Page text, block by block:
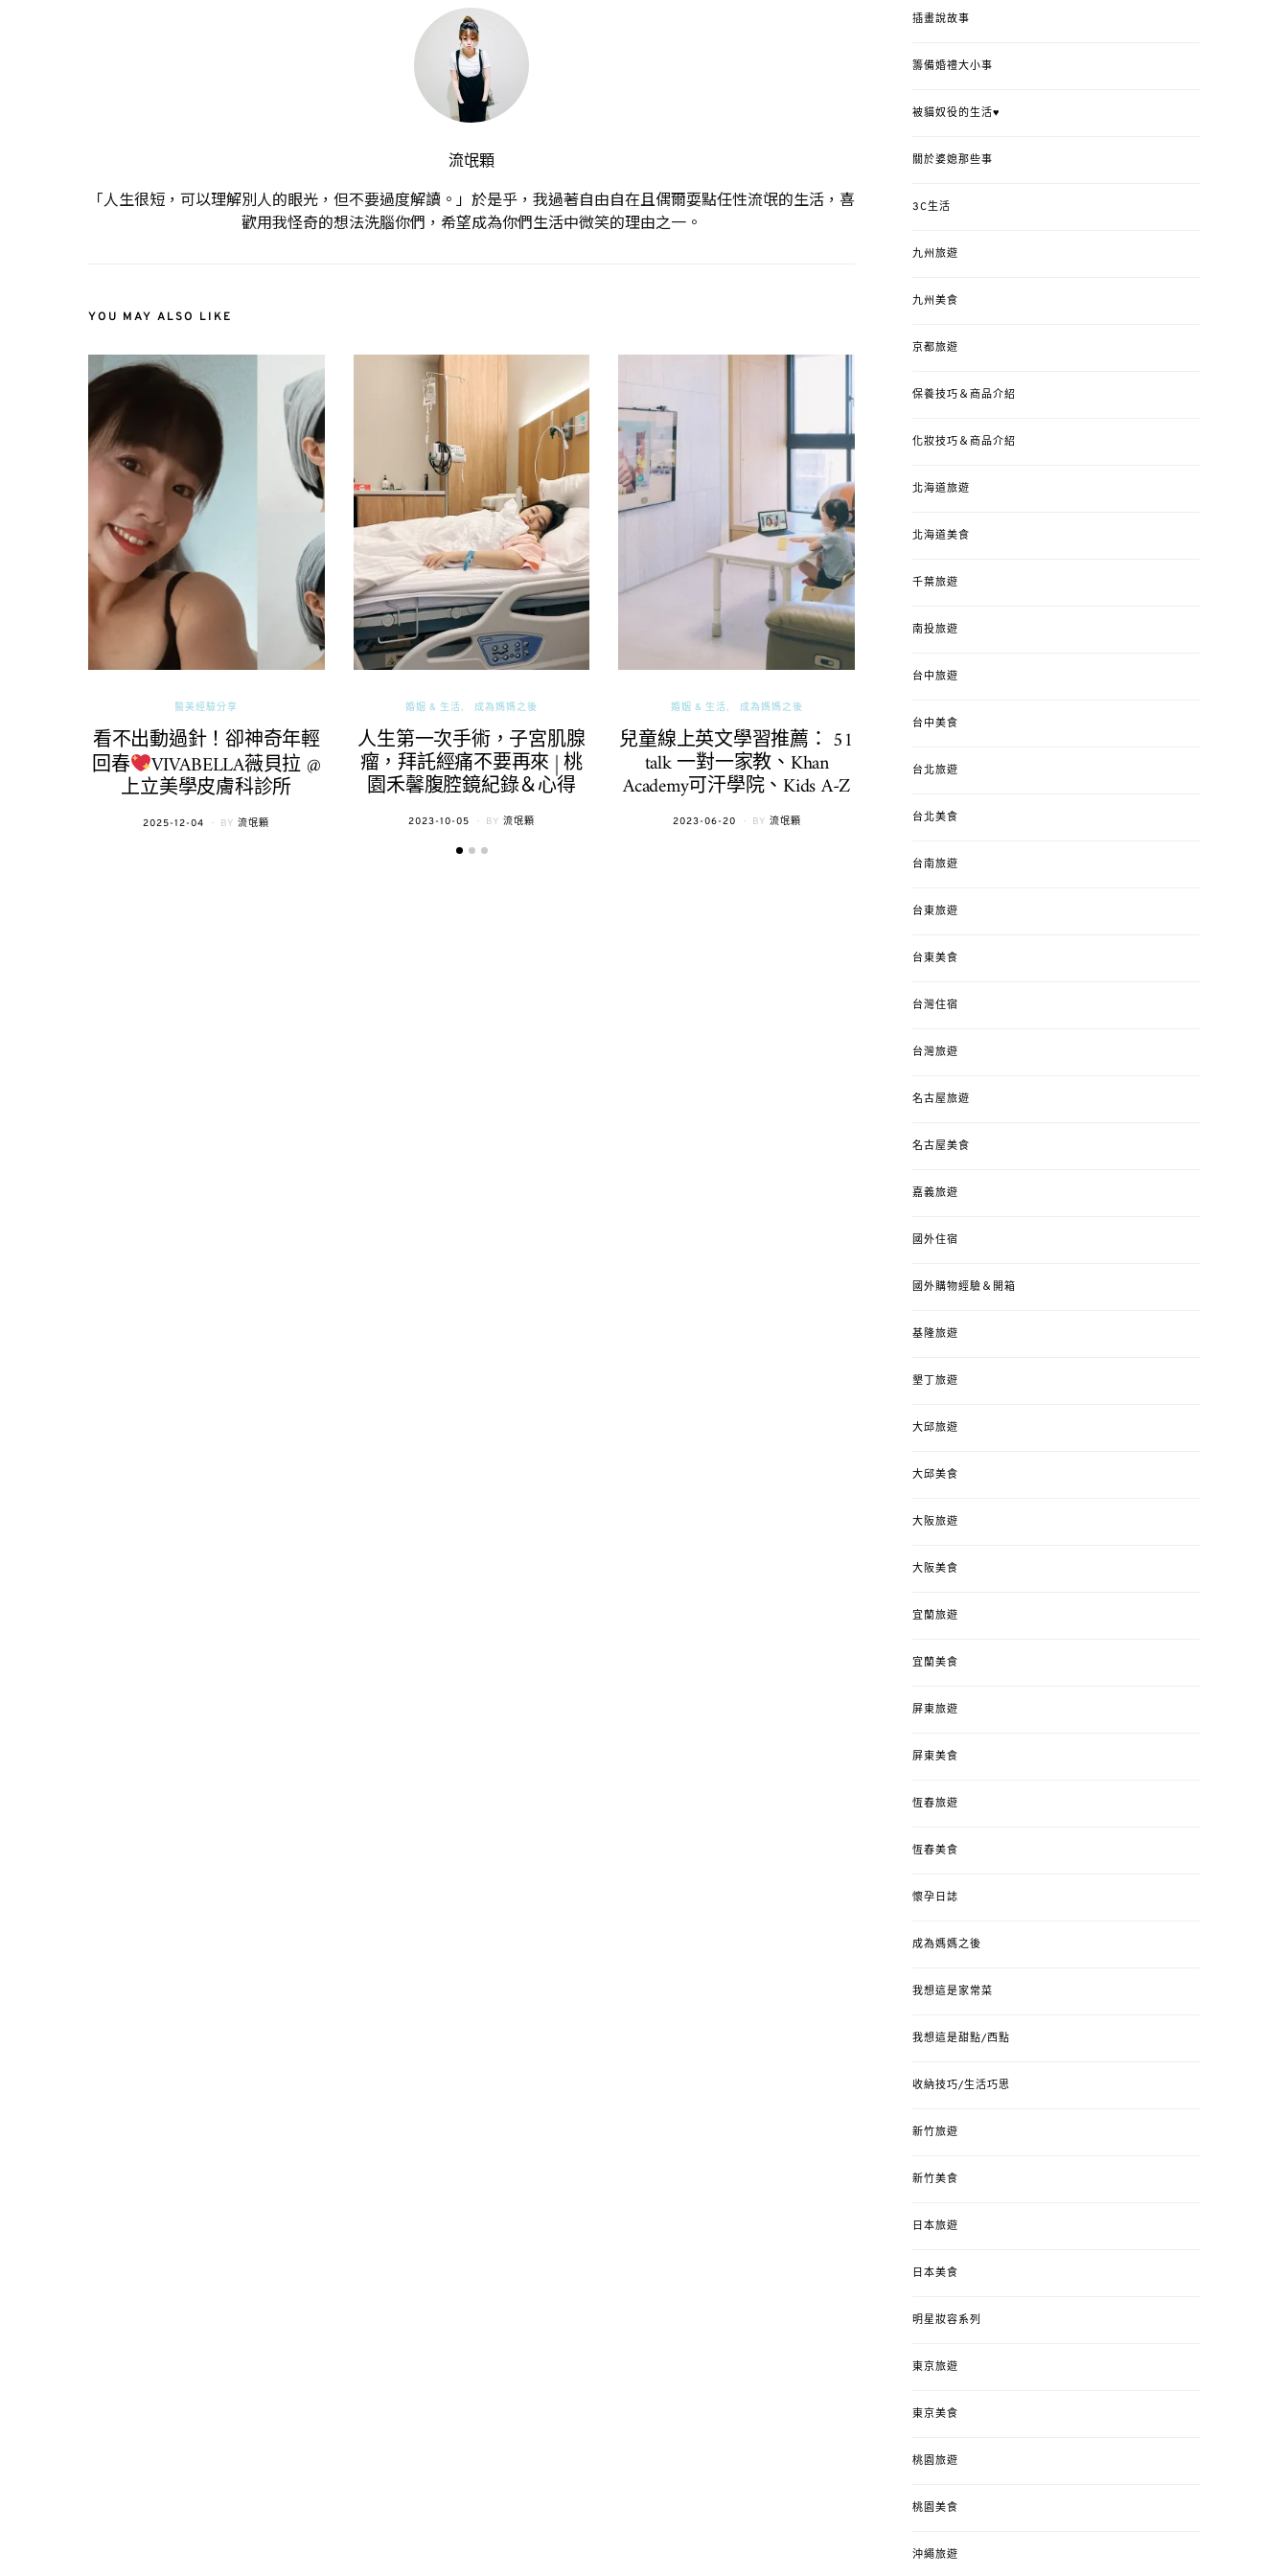
流氓顆
「人生很短，可以理解別人的眼光，但不要過度解讀。」於是乎，我過著自由自在且偶爾耍點任性流氓的生活，喜
歡用我怪奇的想法洗腦你們，希望成為你們生活中微笑的理由之一。
YOU MAY ALSO LIKE
醫美經驗分享
看不出動過針！卻神奇年輕
回春 VIVABELLA薇貝拉 @
上立美學皮膚科診所
POSTED
2025-12-04 BY 流氓顆
婚姻 & 生活 成為媽媽之後
人生第一次手術，子宮肌腺
瘤，拜託經痛不要再來 | 桃
園禾馨腹腔鏡紀錄＆心得
POSTED
2023-10-05 BY 流氓顆
婚姻 & 生活 成為媽媽之後
兒童線上英文學習推薦： 51
talk 一對一家教、Khan
Academy可汗學院、Kids A-Z
POSTED
2023-06-20 BY 流氓顆
錯、認識華德福
ON
插畫說故事
籌備婚禮大小事
被貓奴役的生活♥
關於婆媳那些事
3C生活
九州旅遊
九州美食
京都旅遊
保養技巧＆商品介紹
化妝技巧＆商品介紹
北海道旅遊
北海道美食
千葉旅遊
南投旅遊
台中旅遊
台中美食
台北旅遊
台北美食
台南旅遊
台東旅遊
台東美食
台灣住宿
台灣旅遊
名古屋旅遊
名古屋美食
嘉義旅遊
國外住宿
國外購物經驗＆開箱
基隆旅遊
墾丁旅遊
大邱旅遊
大邱美食
大阪旅遊
大阪美食
宜蘭旅遊
宜蘭美食
屏東旅遊
屏東美食
恆春旅遊
恆春美食
懷孕日誌
成為媽媽之後
我想這是家常菜
我想這是甜點/西點
收納技巧/生活巧思
新竹旅遊
新竹美食
日本旅遊
日本美食
明星妝容系列
東京旅遊
東京美食
桃園旅遊
桃園美食
沖繩旅遊